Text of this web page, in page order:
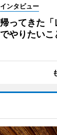
インタビュー
帰ってきた
でやりたいこ